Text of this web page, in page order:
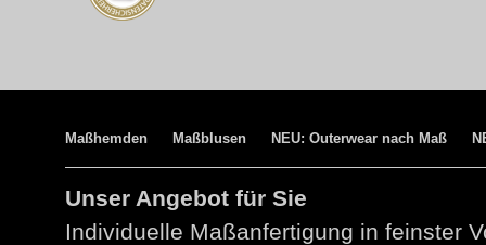
Maßhemden Maßblusen NEU: Outerwear nach Maß
Unser Angebot für Sie
Individuelle Maßanfertigung in feinster